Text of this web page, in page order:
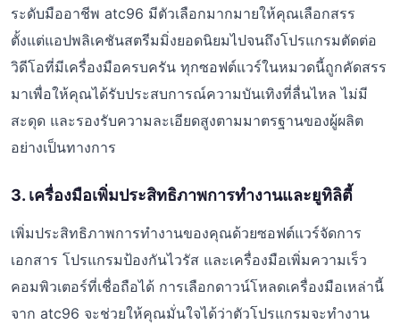
ระดับมืออาชีพ atc96 มีตัวเลือกมากมายให้คุณเลือกสรร
ตั้งแต่แอปพลิเคชันสตรีมมิ่งยอดนิยมไปจนถึงโปรแกรมตัดต่อ
วิดีโอที่มีเครื่องมือครบครัน ทุกซอฟต์แวร์ในหมวดนี้ถูกคัดสรร
มาเพื่อให้คุณได้รับประสบการณ์ความบันเทิงที่ลื่นไหล ไม่มี
สะดุด และรองรับความละเอียดสูงตามมาตรฐานของผู้ผลิต
อย่างเป็นทางการ
3. เครื่องมือเพิ่มประสิทธิภาพการทำงานและยูทิลิตี้
เพิ่มประสิทธิภาพการทำงานของคุณด้วยซอฟต์แวร์จัดการ
เอกสาร โปรแกรมป้องกันไวรัส และเครื่องมือเพิ่มความเร็ว
คอมพิวเตอร์ที่เชื่อถือได้ การเลือกดาวน์โหลดเครื่องมือเหล่านี้
จาก atc96 จะช่วยให้คุณมั่นใจได้ว่าตัวโปรแกรมจะทำงาน